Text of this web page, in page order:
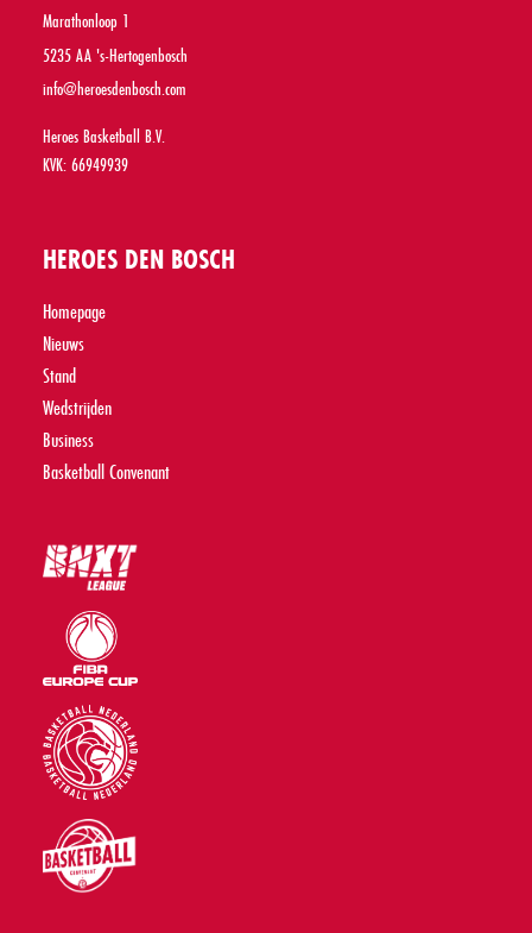
Marathonloop 1
5235 AA 's-Hertogenbosch
info@heroesdenbosch.com
Heroes Basketball B.V.
KVK: 66949939
HEROES DEN BOSCH
Homepage
Nieuws
Stand
Wedstrijden
Business
Basketball Convenant